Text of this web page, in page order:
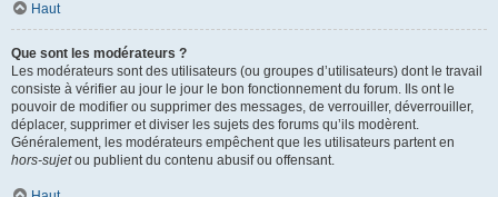
Haut
Que sont les modérateurs ?
Les modérateurs sont des utilisateurs (ou groupes d’utilisateurs) dont le travail
consiste à vérifier au jour le jour le bon fonctionnement du forum. Ils ont le
pouvoir de modifier ou supprimer des messages, de verrouiller, déverrouiller,
déplacer, supprimer et diviser les sujets des forums qu’ils modèrent.
Généralement, les modérateurs empêchent que les utilisateurs partent en
hors-sujetou publient du contenu abusif ou offensant.